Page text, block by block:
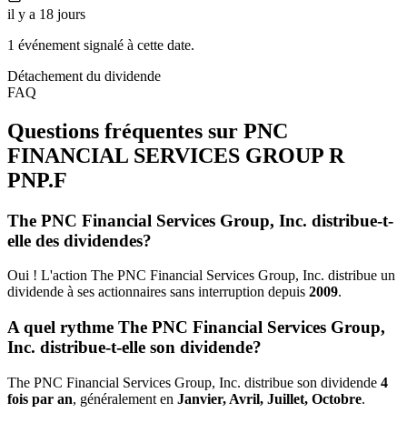
il y a 18 jours
1 événement signalé à cette date.
Détachement du dividende
FAQ
Questions fréquentes sur PNC
FINANCIAL SERVICES GROUP R
PNP.F
The PNC Financial Services Group, Inc. distribue-t-
elle des dividendes?
Oui ! L'action The PNC Financial Services Group, Inc. distribue un
dividende à ses actionnaires sans interruption depuis 2009.
A quel rythme The PNC Financial Services Group,
Inc. distribue-t-elle son dividende?
The PNC Financial Services Group, Inc. distribue son dividende 4
fois par an, généralement en Janvier, Avril, Juillet, Octobre.